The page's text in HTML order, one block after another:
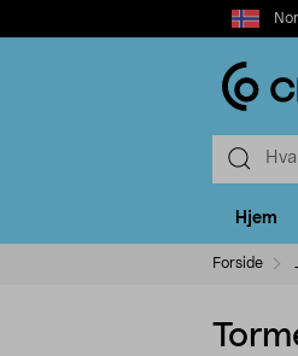
Select
market
Hjem
Forside